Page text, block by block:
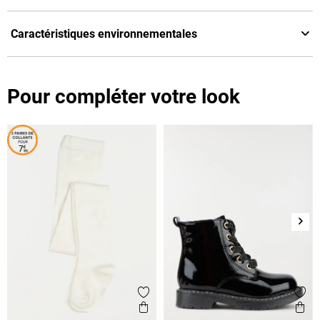
Caractéristiques environnementales
Pour compléter votre look
Ajouter aux favoris
Aperçu rapide